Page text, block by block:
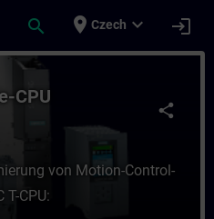
search place Czech expand_more login
CPU
share
CPU
von Motion-Control-
CPU: